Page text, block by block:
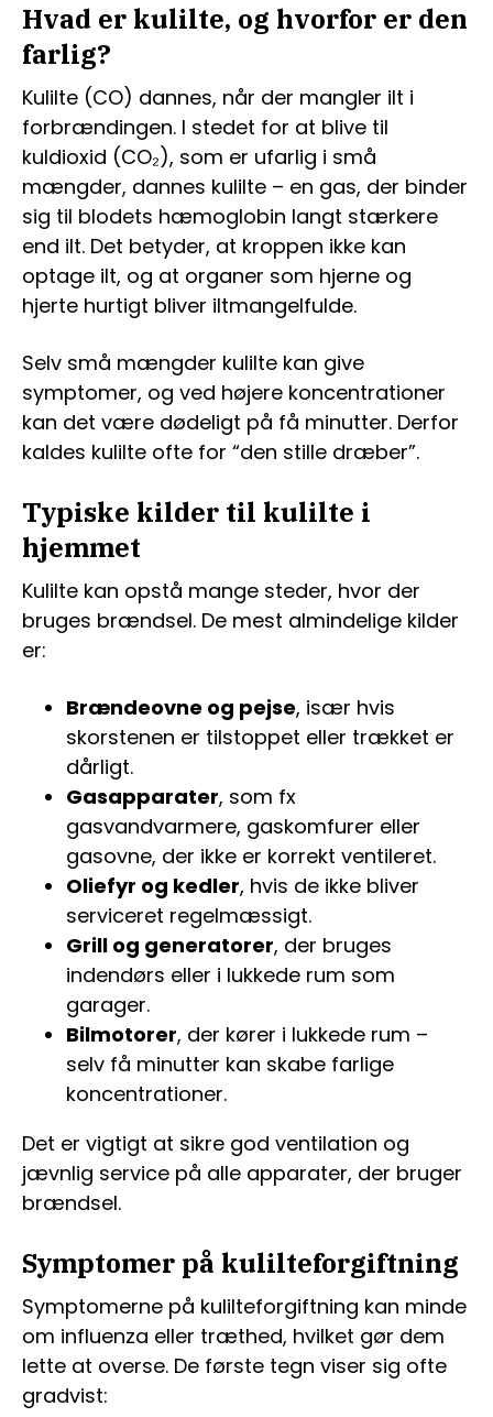
Hvad er kulilte, og hvorfor er den
farlig?
Kulilte (CO) dannes, når der mangler ilt i
forbrændingen. I stedet for at blive til
kuldioxid (CO₂), som er ufarlig i små
mængder, dannes kulilte – en gas, der binder
sig til blodets hæmoglobin langt stærkere
end ilt. Det betyder, at kroppen ikke kan
optage ilt, og at organer som hjerne og
hjerte hurtigt bliver iltmangelfulde.
Selv små mængder kulilte kan give
symptomer, og ved højere koncentrationer
kan det være dødeligt på få minutter. Derfor
kaldes kulilte ofte for “den stille dræber”.
Typiske kilder til kulilte i
hjemmet
Kulilte kan opstå mange steder, hvor der
bruges brændsel. De mest almindelige kilder
er:
Brændeovne og pejse, især hvis
skorstenen er tilstoppet eller trækket er
dårligt.
Gasapparater, som fx
gasvandvarmere, gaskomfurer eller
gasovne, der ikke er korrekt ventileret.
Oliefyr og kedler, hvis de ikke bliver
serviceret regelmæssigt.
Grill og generatorer, der bruges
indendørs eller i lukkede rum som
garager.
Bilmotorer, der kører i lukkede rum –
selv få minutter kan skabe farlige
koncentrationer.
Det er vigtigt at sikre god ventilation og
jævnlig service på alle apparater, der bruger
brændsel.
Symptomer på kulilteforgiftning
Symptomerne på kulilteforgiftning kan minde
om influenza eller træthed, hvilket gør dem
lette at overse. De første tegn viser sig ofte
gradvist: